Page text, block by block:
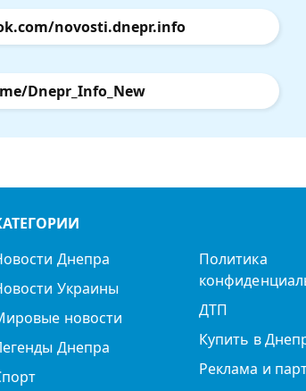
novosti.dnepr.info
Dnepr_Info_New
Днепра
Украины
новости
Днепра
Политика
ДТП
Купить в
Реклама и